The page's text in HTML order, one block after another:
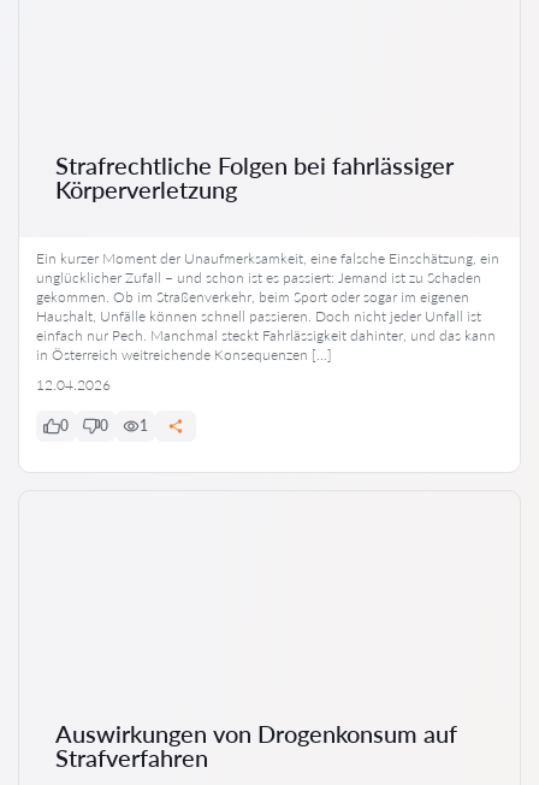
Strafrechtliche Folgen bei fahrlässiger
Körperverletzung
Ein kurzer Moment der Unaufmerksamkeit, eine falsche Einschätzung, ein
unglücklicher Zufall – und schon ist es passiert: Jemand ist zu Schaden
gekommen. Ob im Straßenverkehr, beim Sport oder sogar im eigenen
Haushalt, Unfälle können schnell passieren. Doch nicht jeder Unfall ist
einfach nur Pech. Manchmal steckt Fahrlässigkeit dahinter, und das kann
in Österreich weitreichende Konsequenzen […]
12.04.2026
0 0 1
Auswirkungen von Drogenkonsum auf
Strafverfahren